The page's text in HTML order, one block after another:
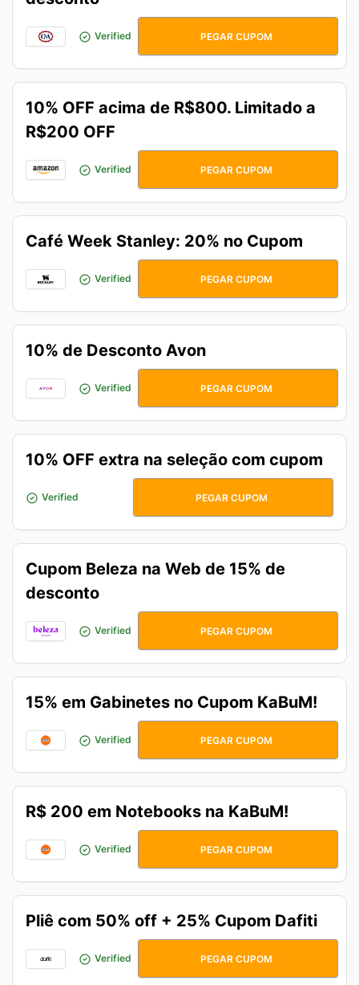
Verified AFILIADOSCEA
PEGAR CUPOM
10% OFF acima de R$800. Limitado a
R$200 OFF
Verified CUPOMZAO10
PEGAR CUPOM
Café Week Stanley: 20% no Cupom
Verified CAFE20
PEGAR CUPOM
10% de Desconto Avon
Verified DESCONTOATIVO
PEGAR CUPOM
10% OFF extra na seleção com cupom
Verified QUEROMAIS
PEGAR CUPOM
Cupom Beleza na Web de 15% de
desconto
Verified 15SELECAO
PEGAR CUPOM
15% em Gabinetes no Cupom KaBuM!
Verified AIRFLOW15
PEGAR CUPOM
R$ 200 em Notebooks na KaBuM!
Verified GAMING200
PEGAR CUPOM
Pliê com 50% off + 25% Cupom Dafiti
Verified PLIE25
PEGAR CUPOM